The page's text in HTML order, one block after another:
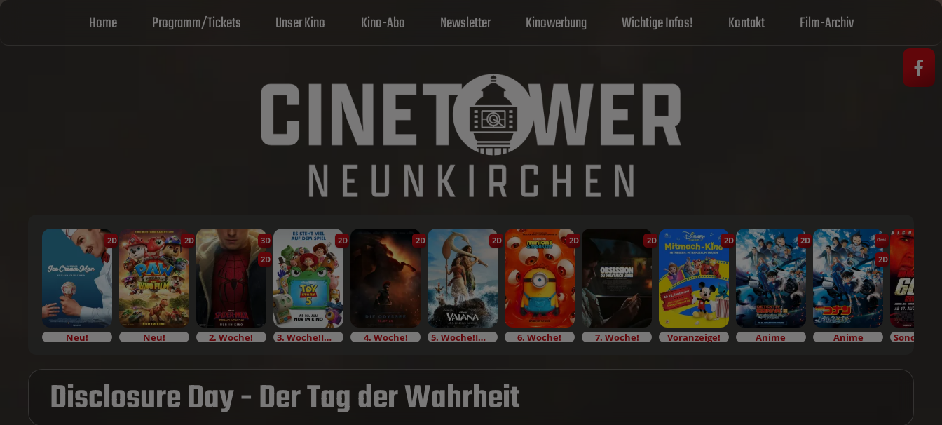
Home Programm/Tickets Unser Kino Kino-Abo Newsletter Kinowerbung Wichtige Infos! Kontakt Film-Archiv
2D
Neu!
2D
Neu!
3D
2D
2. Woche!
2D
3. Woche!Im Bundesstart
2D
4. Woche!
2D
5. Woche!Im Bundesstart
2D
6. Woche!
2D
7. Woche!
2D
Voranzeige!
2D
Anime
OmU
2D
Anime
Disclosure Day - Der Tag der Wahrheit